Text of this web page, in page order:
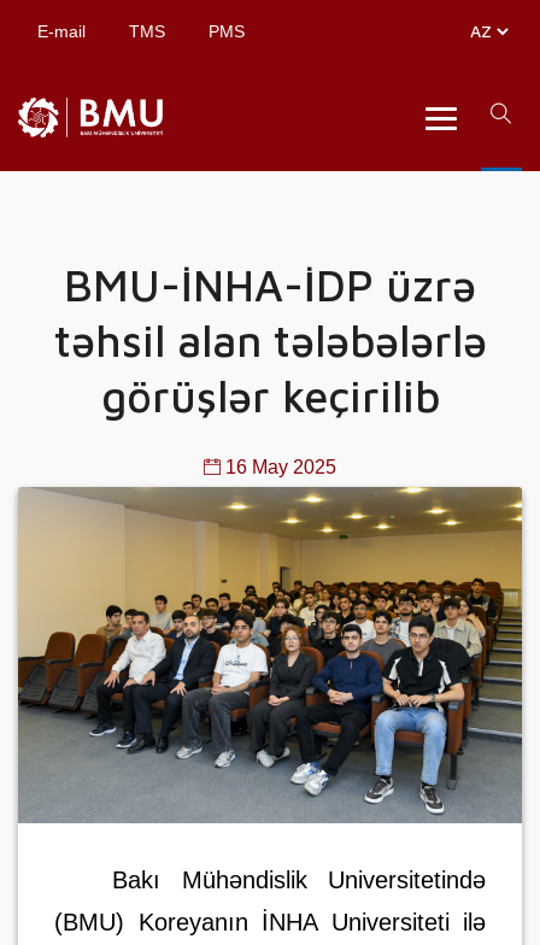
E-mail TMS PMS
BMU-İNHA-İDP üzrə
təhsil alan tələbələrlə
görüşlər keçirilib
16 May 2025
Bakı Mühəndislik Universitetində
(BMU) Koreyanın İNHA Universiteti ilə